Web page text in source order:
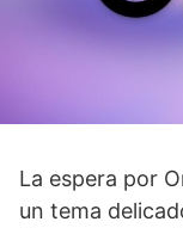
La espera por
un tema